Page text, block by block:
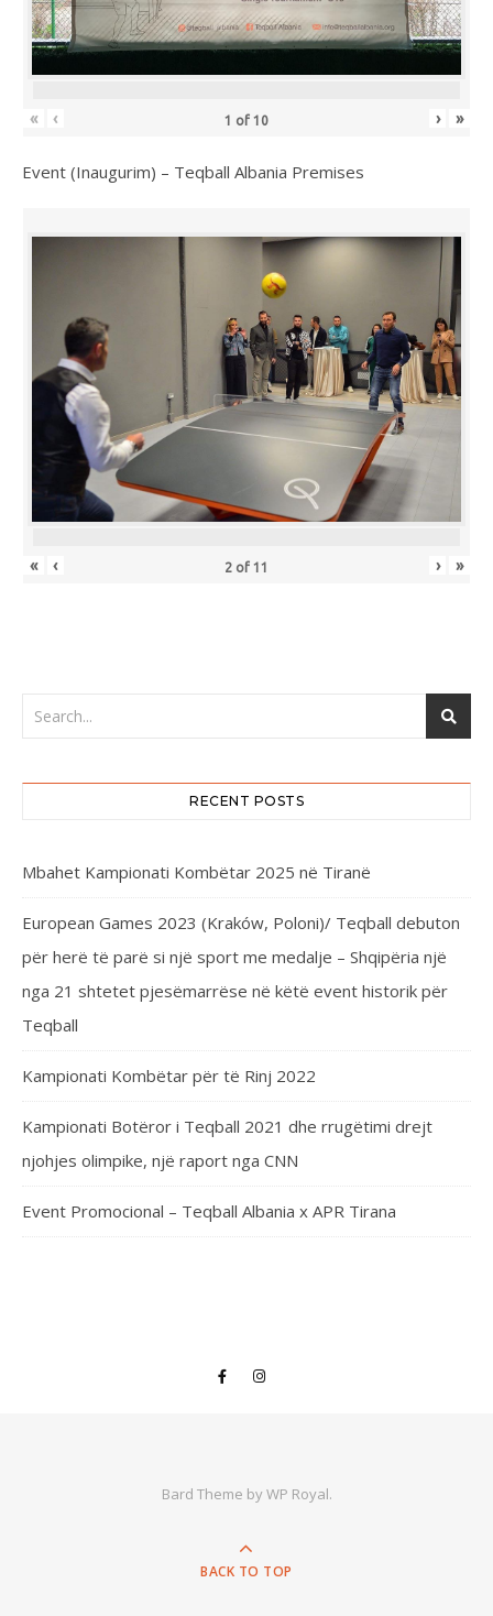
« ‹ 1 of 10 › »
Event (Inaugurim) – Teqball Albania Premises
« ‹ 2 of 11 › »
RECENT POSTS
Mbahet Kampionati Kombëtar 2025 në Tiranë
European Games 2023 (Kraków, Poloni)/ Teqball debuton
për herë të parë si një sport me medalje – Shqipëria një
nga 21 shtetet pjesëmarrëse në këtë event historik për
Teqball
Kampionati Kombëtar për të Rinj 2022
Kampionati Botëror i Teqball 2021 dhe rrugëtimi drejt
njohjes olimpike, një raport nga CNN
Event Promocional – Teqball Albania x APR Tirana
Bard Theme byWP Royal.
BACK TO TOP